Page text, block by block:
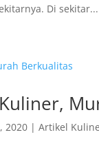
Di sekitar...
2020 |Artikel